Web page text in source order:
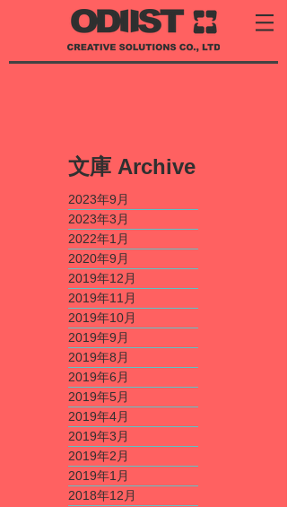
​文庫 Archive
2023年9月
2023年3月
2022年1月
2020年9月
2019年12月
2019年11月
2019年10月
2019年9月
2019年8月
2019年6月
2019年5月
2019年4月
2019年3月
2019年2月
2019年1月
2018年12月